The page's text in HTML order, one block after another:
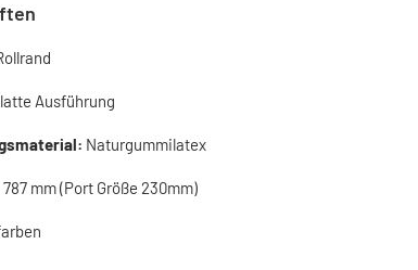
Ausführung
Naturgummilatex
787 mm (Port Größe 230mm)